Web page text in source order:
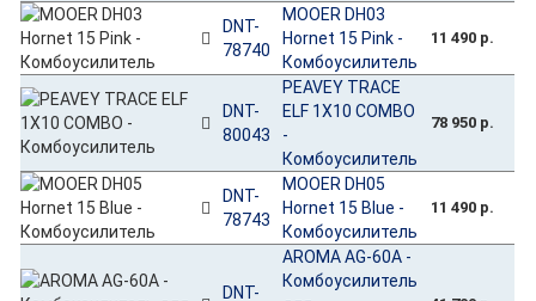
DNT-
78740
MOOER DH03
Hornet 15 Pink -
Комбоусилитель
11 490 р.
DNT-
80043
PEAVEY TRACE
ELF 1X10 COMBO
-
Комбоусилитель
78 950 р.
DNT-
78743
MOOER DH05
Hornet 15 Blue -
Комбоусилитель
11 490 р.
DNT-
AROMA AG-60A -
Комбоусилитель